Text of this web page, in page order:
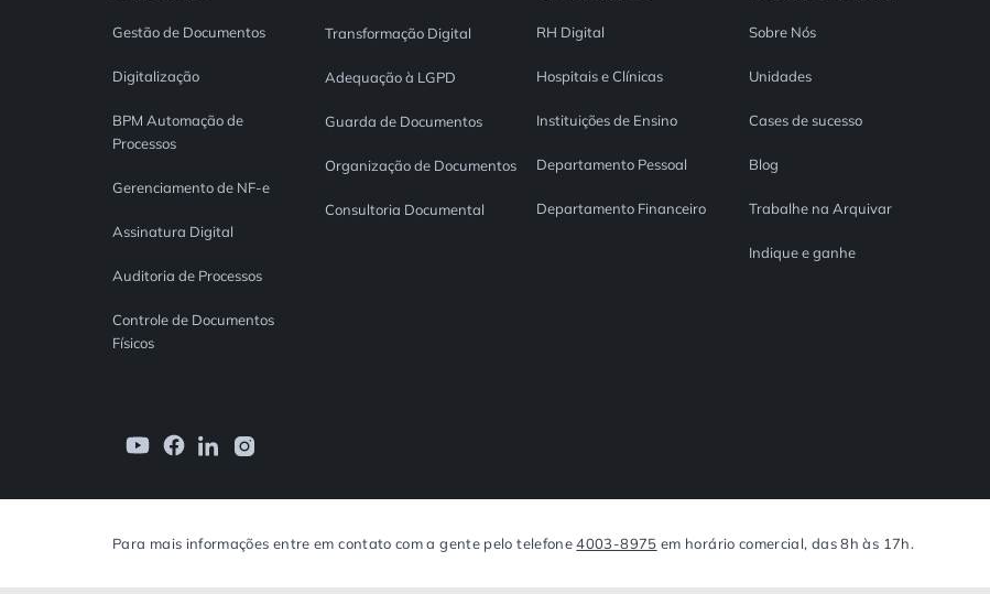
Gestão de Documentos
Digitalização
BPM Automação de
Processos
Gerenciamento de NF-e
Assinatura Digital
Auditoria de Processos
Controle de Documentos
Físicos
Transformação Digital
Adequação à LGPD
Guarda de Documentos
Organização de Documentos
Consultoria Documental
RH Digital
Hospitais e Clínicas
Instituições de Ensino
Departamento Pessoal
Departamento Financeiro
Sobre Nós
Unidades
Cases de sucesso
Blog
Trabalhe na Arquivar
Indique e ganhe
Para mais informações entre em contato com a gente pelo telefone4003-8975 em horário comercial, das 8h às 17h.